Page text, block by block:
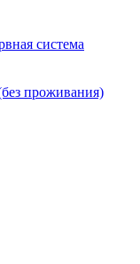
система
проживания)